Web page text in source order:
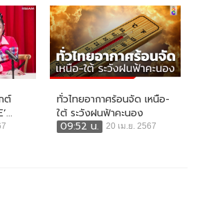
ต์
ทั่วไทยอากาศร้อนจัด เหนือ-
ใต้ ระวังฝนฟ้าคะนอง
09:52 น.
20 เม.ย. 2567